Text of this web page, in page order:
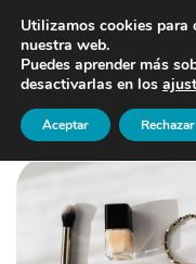
Utilizamos cookies para
nuestra web.
Puedes aprender más
desactivarlas en los
Aceptar Rechazar